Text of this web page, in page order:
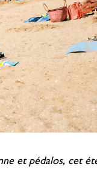
et pédalos, cet